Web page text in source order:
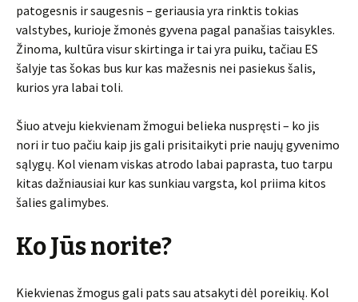
patogesnis ir saugesnis – geriausia yra rinktis tokias
valstybes, kurioje žmonės gyvena pagal panašias taisykles.
Žinoma, kultūra visur skirtinga ir tai yra puiku, tačiau ES
šalyje tas šokas bus kur kas mažesnis nei pasiekus šalis,
kurios yra labai toli.
Šiuo atveju kiekvienam žmogui belieka nuspręsti – ko jis
nori ir tuo pačiu kaip jis gali prisitaikyti prie naujų gyvenimo
sąlygų. Kol vienam viskas atrodo labai paprasta, tuo tarpu
kitas dažniausiai kur kas sunkiau vargsta, kol priima kitos
šalies galimybes.
Ko Jūs norite?
Kiekvienas žmogus gali pats sau atsakyti dėl poreikių. Kol